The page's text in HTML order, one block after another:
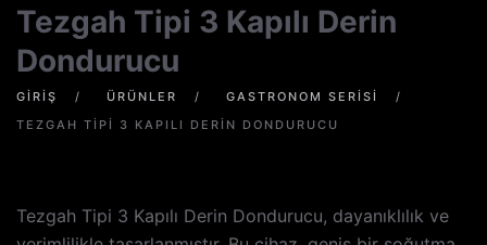
Tezgah Tipi 3 Kapılı Derin
Dondurucu
GIRIŞ ÜRÜNLER
GASTRONOM SERISI
TEZGAH TIPI 3 KAPILI DERIN DONDURUCU
Tezgah Tipi 3 Kapılı Derin Dondurucu, dayanıklılık ve